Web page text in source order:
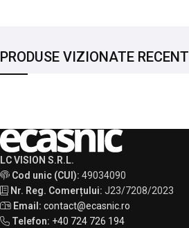
PRODUSE VIZIONATE RECENT
LC VISION S.R.L.
Cod unic (CUI): 49034090
Nr. Reg. Comerțului: J23/7208/2023
Email: contact@ecasnic.ro
Telefon: +40 724 726 194